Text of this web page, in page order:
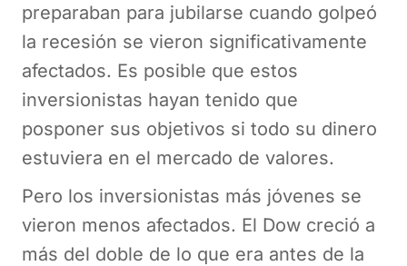
preparaban para jubilarse cuando golpeó
la recesión se vieron significativamente
afectados. Es posible que estos
inversionistas hayan tenido que
posponer sus objetivos si todo su dinero
estuviera en el mercado de valores.
Pero los inversionistas más jóvenes se
vieron menos afectados. El Dow creció a
más del doble de lo que era antes de la